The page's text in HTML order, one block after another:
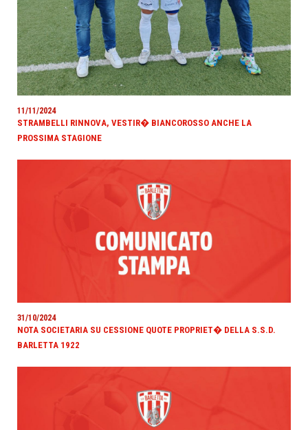
11/11/2024
STRAMBELLI RINNOVA, VESTIR� BIANCOROSSO ANCHE LA
PROSSIMA STAGIONE
31/10/2024
NOTA SOCIETARIA SU CESSIONE QUOTE PROPRIET� DELLA S.S.D.
BARLETTA 1922